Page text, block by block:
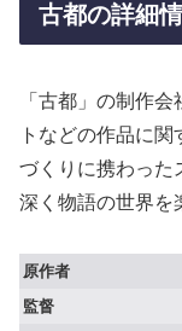
古都の詳細
「古都」の制作
トなどの作品に
づくりに携わった
深く物語の世界を
原作者
監督